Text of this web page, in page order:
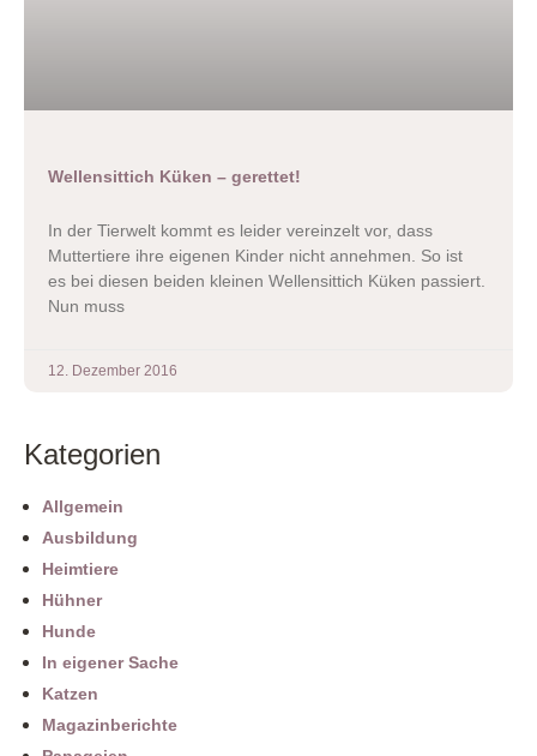
Wellensittich Küken – gerettet!
In der Tierwelt kommt es leider vereinzelt vor, dass
Muttertiere ihre eigenen Kinder nicht annehmen. So ist
es bei diesen beiden kleinen Wellensittich Küken passiert.
Nun muss
12. Dezember 2016
Kategorien
Allgemein
Ausbildung
Heimtiere
Hühner
Hunde
In eigener Sache
Katzen
Magazinberichte